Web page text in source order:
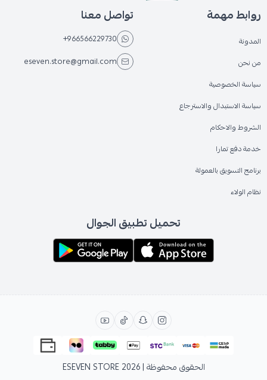
روابط مهمة
المدونة
من نحن
سياسة الخصوصية
سياسة الاستبدال والاسترجاع
الشروط والاحكام
خدمة دفع تمارا
برنامج التسويق بالعمولة
نظام الولاء
تواصل معنا
+966566229730
eseven.store@gmail.com
تحميل تطبيق الجوال
الحقوق محفوظة | 2026 ESEVEN STORE